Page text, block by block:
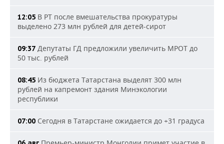
12:05 В РТ после вмешательства прокуратуры
выделено 273 млн рублей для детей-сирот
09:37 Депутаты ГД предложили увеличить МРОТ до
50 тыс. рублей
08:45 Из бюджета Татарстана выделят 300 млн
рублей на капремонт здания Минэкологии
республики
07:00 Сегодня в Татарстане ожидается до +31 градуса